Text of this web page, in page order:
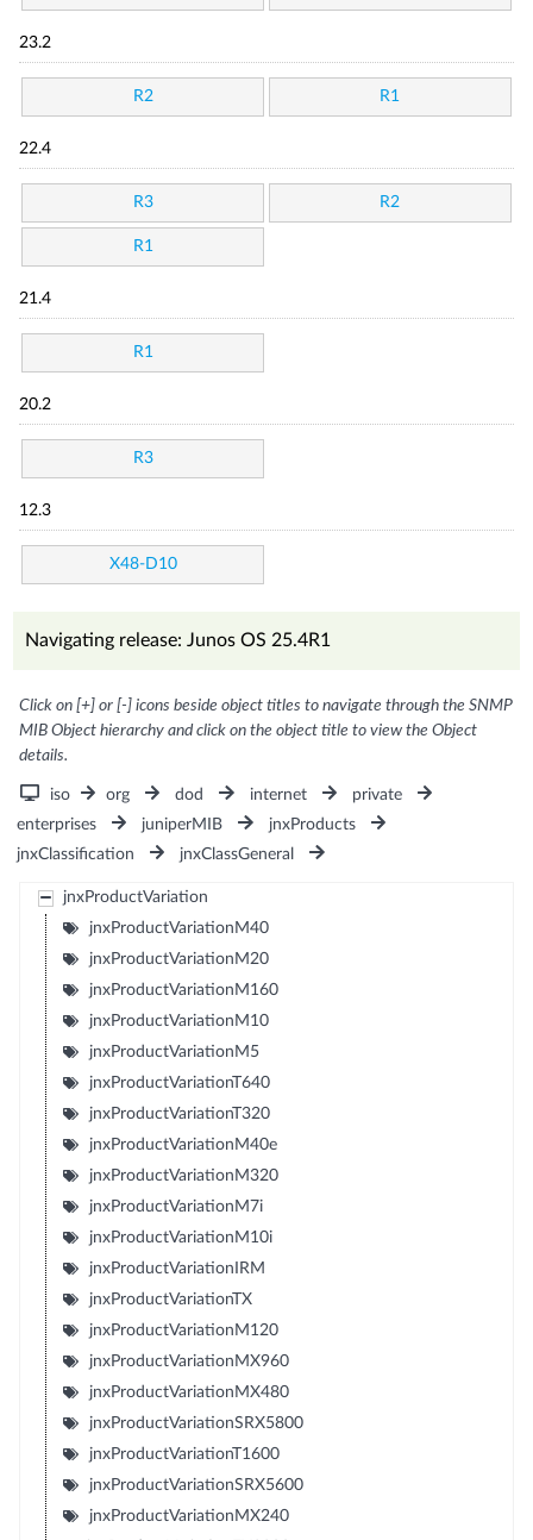
23.2
R2 R1
22.4
R3 R2
R1
21.4
R1
20.2
R3
12.3
X48-D10
Navigating release: Junos OS 25.4R1
Click on [+] or [-] icons beside object titles to navigate through the SNMP
MIB Object hierarchy and click on the object title to view the Object
details.
iso org dod internet
private
enterprises
juniperMIB
jnxProducts
jnxClassification
jnxClassGeneral
jnxProductVariation
jnxProductVariationM40
jnxProductVariationM20
jnxProductVariationM160
jnxProductVariationM10
jnxProductVariationM5
jnxProductVariationT640
jnxProductVariationT320
jnxProductVariationM40e
jnxProductVariationM320
jnxProductVariationM7i
jnxProductVariationM10i
jnxProductVariationIRM
jnxProductVariationTX
jnxProductVariationM120
jnxProductVariationMX960
jnxProductVariationMX480
jnxProductVariationSRX5800
jnxProductVariationT1600
jnxProductVariationSRX5600
jnxProductVariationMX240